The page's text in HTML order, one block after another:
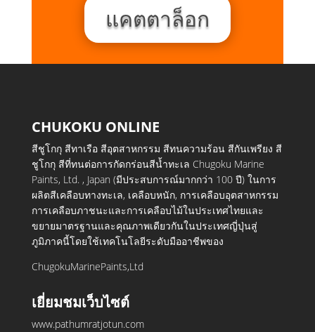
แคตตาล็อก
CHUKOKU ONLINE
สีชูโกกุ สีทาเรือ สีอุตสาหกรรม สีทนความร้อน สีกันเพรียง สี
ชูโกกุ สีที่ทนต่อการกัดกร่อนสีน้ำทะเล Chugoku Marine
Paints, Ltd. , Japan (มีประสบการณ์มากกว่า 100 ปี) ในการ
ผลิตสีเคลือบทางทะเล, เคลือบหนัก, การเคลือบอุตสาหกรรม
การเคลือบภาชนะและการเคลือบไม้ในประเทศไทยและ
ขยายมาตรฐานและคุณภาพเดียวกันในประเทศญี่ปุ่นสู่
ภูมิภาคนี้โดยใช้เทคโนโลยีระดับมืออาชีพของ
ChugokuMarinePaints,Ltd
เยี่ยมชมเว็บไซต์
www.pathumratjotun.com